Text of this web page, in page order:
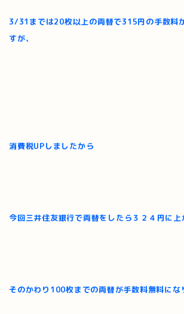
3/31までは20枚以上の両替で315円の手数料
すが、
消費税UPしましたから
今回三井住友銀行で両替をしたら３２４円に上
そのかわり100枚までの両替が手数料無料にな